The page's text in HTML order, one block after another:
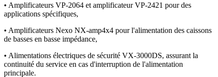
• Amplificateurs VP-2064 et amplificateur VP-2421 pour des
applications spécifiques,
• Amplificateurs Nexo NX-amp4x4 pour l'alimentation des caissons
de basses en basse impédance,
• Alimentations électriques de sécurité VX-3000DS, assurant la
continuité du service en cas d'interruption de l'alimentation
principale.